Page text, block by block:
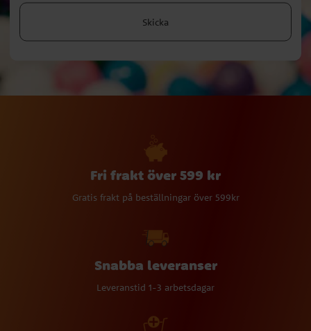
Skicka
Fri frakt över 599 kr
Gratis frakt på beställningar över 599kr
Snabba leveranser
Leveranstid 1-3 arbetsdagar